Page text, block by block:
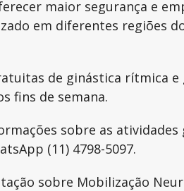
maior segurança e
em diferentes regiões
de ginástica rítmica e
fins de semana.
sobre as
(11) 4798-5097.
sobre Mobilização